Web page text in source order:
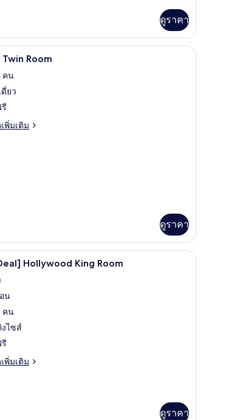
ดูราคา
บบใช้แล็ปท็อป เครื่องนอนระดับพรีเมียม, โต๊ะทำงาน, พื้นที่ทำ
Room
คน
ดี่ยว
พิ่มเติม
ดูราคา
บบใช้แล็ปท็อป เครื่องนอนระดับพรีเมียม, โต๊ะทำงาน, พื้นที่ทำ
Hollywood King Room
น
คน
งไซส์
พิ่มเติม
ดูราคา